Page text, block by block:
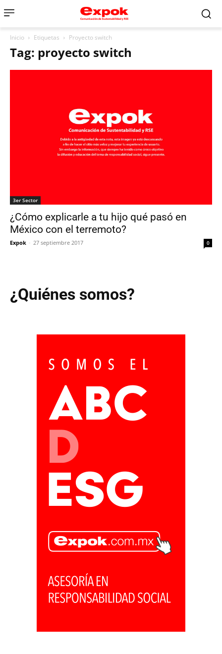
Inicio Etiquetas Proyecto switch
Tag: proyecto switch
3er Sector
¿Cómo explicarle a tu hijo qué pasó en
México con el terremoto?
Expok - 27 septiembre 2017 0
¿Quiénes somos?